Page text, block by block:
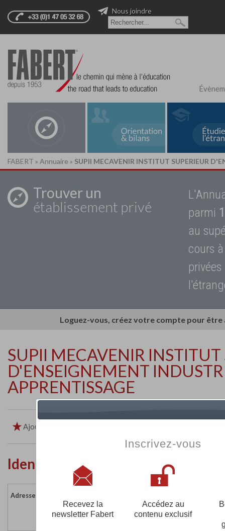
Nous joindre
FABERT » Annuaire » SUPII MECAVENIR INSTITUT SUPERIEUR
Trouver un
établissement privé
parmi
au
cours
Loguez-vous, créez votre compte pour
SUPII MECAVENIR INSTITUT
D'ENSEIGNEMENT
APPRENTISSAGE
Ajouter aux favoris
Identité de l'établissement
Adresse :
92800 PUTEAUX
France
Inscrivez-vous
Recevez la
newsletter Fabert
Accédez au
contenu exclusif